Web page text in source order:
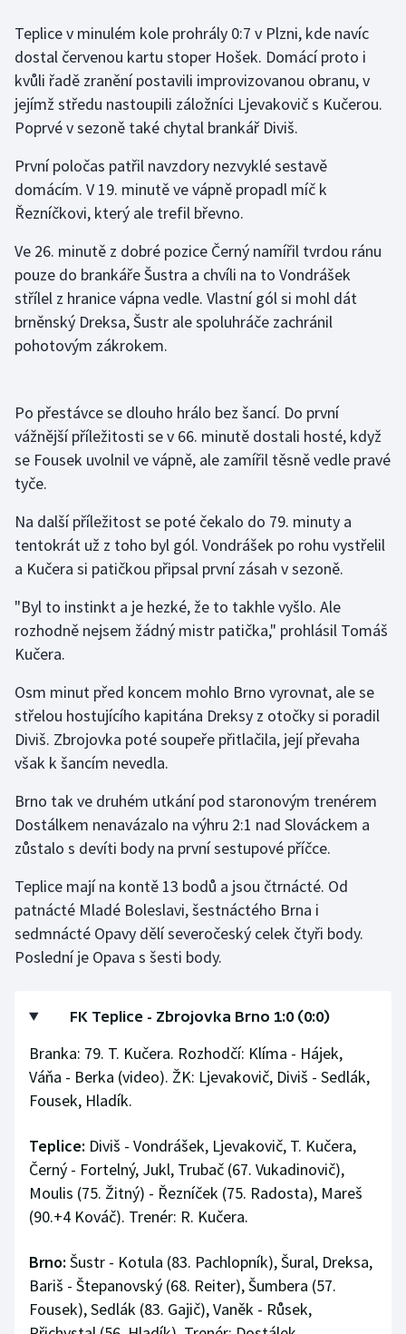
Florbal
Futsal
Golf
Gymnastika
Házená
Jezdectví
Judo
Krasobruslení
Lyže a snowboard
Moderní pětiboj
Olympijské hry
Plavání
Ragby
Rychlobruslení
Rychlostní kanoistika
Short track
Sportovní střelba
Stolní tenis
Veslování
Vodní slalom
Volejbal
Ostatní
Teplice v minulém kole prohrály 0:7 v Plzni, kde navíc
dostal červenou kartu stoper Hošek. Domácí proto i
kvůli řadě zranění postavili improvizovanou obranu, v
jejímž středu nastoupili záložníci Ljevakovič s Kučerou.
Poprvé v sezoně také chytal brankář Diviš.
První poločas patřil navzdory nezvyklé sestavě
domácím. V 19. minutě ve vápně propadl míč k
Řezníčkovi, který ale trefil břevno.
Ve 26. minutě z dobré pozice Černý namířil tvrdou ránu
pouze do brankáře Šustra a chvíli na to Vondrášek
střílel z hranice vápna vedle. Vlastní gól si mohl dát
brněnský Dreksa, Šustr ale spoluhráče zachránil
pohotovým zákrokem.
Po přestávce se dlouho hrálo bez šancí. Do první
vážnější příležitosti se v 66. minutě dostali hosté, když
se Fousek uvolnil ve vápně, ale zamířil těsně vedle pravé
tyče.
Na další příležitost se poté čekalo do 79. minuty a
tentokrát už z toho byl gól. Vondrášek po rohu vystřelil
a Kučera si patičkou připsal první zásah v sezoně.
"Byl to instinkt a je hezké, že to takhle vyšlo. Ale
rozhodně nejsem žádný mistr patička," prohlásil Tomáš
Kučera.
Osm minut před koncem mohlo Brno vyrovnat, ale se
střelou hostujícího kapitána Dreksy z otočky si poradil
Diviš. Zbrojovka poté soupeře přitlačila, její převaha
však k šancím nevedla.
Brno tak ve druhém utkání pod staronovým trenérem
Dostálkem nenavázalo na výhru 2:1 nad Slováckem a
zůstalo s devíti body na první sestupové příčce.
Teplice mají na kontě 13 bodů a jsou čtrnácté. Od
patnácté Mladé Boleslavi, šestnáctého Brna i
sedmnácté Opavy dělí severočeský celek čtyři body.
Poslední je Opava s šesti body.
FK Teplice - Zbrojovka Brno 1:0 (0:0)
Branka: 79. T. Kučera. Rozhodčí: Klíma - Hájek,
Váňa - Berka (video). ŽK: Ljevakovič, Diviš - Sedlák,
Fousek, Hladík.
Teplice: Diviš - Vondrášek, Ljevakovič, T. Kučera,
Černý - Fortelný, Jukl, Trubač (67. Vukadinovič),
Moulis (75. Žitný) - Řezníček (75. Radosta), Mareš
(90.+4 Kováč). Trenér: R. Kučera.
Brno: Šustr - Kotula (83. Pachlopník), Šural, Dreksa,
Bariš - Štepanovský (68. Reiter), Šumbera (57.
Fousek), Sedlák (83. Gajič), Vaněk - Růsek,